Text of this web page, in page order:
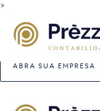
>
ABRA SUA EMPRESA